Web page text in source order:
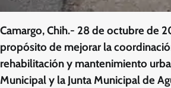
Camargo, Chih.- 28 de octubre de
propósito de mejorar la
rehabilitación y mantenimiento
Municipal y la Junta Municipal de